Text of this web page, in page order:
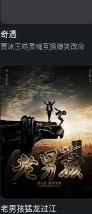
奇遇
贾冰王皓灵魂互换爆笑改命
老男孩猛龙过江